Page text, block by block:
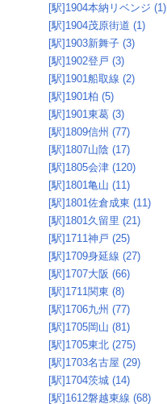
[駅]1904本納リベンジ (1)
[駅]1904茂原街道 (1)
[駅]1903新舞子 (3)
[駅]1902登戸 (3)
[駅]1901船取線 (2)
[駅]1901柏 (5)
[駅]1901東葛 (3)
[駅]1809信州 (77)
[駅]1807山陰 (17)
[駅]1805会津 (120)
[駅]1801亀山 (11)
[駅]1801佐倉成東 (11)
[駅]1801久留里 (21)
[駅]1711神戸 (25)
[駅]1709身延線 (27)
[駅]1707大阪 (66)
[駅]1711関東 (8)
[駅]1706九州 (77)
[駅]1705岡山 (81)
[駅]1705東北 (275)
[駅]1703名古屋 (29)
[駅]1704茨城 (14)
[駅]1612磐越東線 (68)